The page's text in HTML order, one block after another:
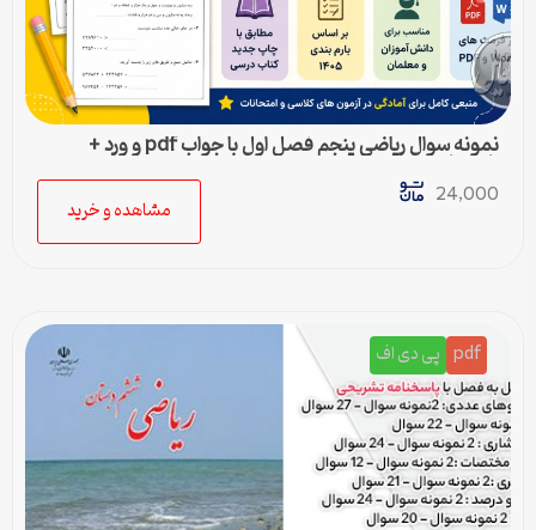
نمونه سوال ریاضی پنجم فصل اول با جواب pdf و ورد +
پاسخنامه
24,000
مشاهده و خرید
pdf پی دی اف